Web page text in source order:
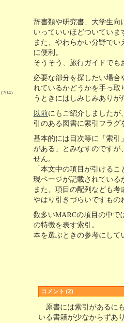
(204)
辞書類や研究書、大学生向
いっていいほどついていま
また、やわらかい分野で
に便利。
そうそう、旅行ガイドでも
必要な部分を探したい場
れているかどうかを手っ
うときにはしみじみありが
以前にもご紹介しましたが
引のある図書に索引フラグ
基本的には目次等に「索
がある」とみなすのです
せん。
「本文中の項目が引ける
現ページが記載されている
また、項目の配列なども
やはり引きづらいですもの
数多いMARCの項目の中で
の特徴を表す索引。
本を選ぶときの参考にして
コメント (2)
原書には索引があるに
いる書籍が少なからずあ